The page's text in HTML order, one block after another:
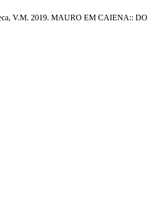
V.M. 2019. MAURO EM CAIENA::